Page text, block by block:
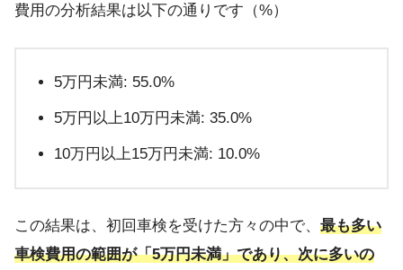
費用の分析結果は以下の通りです（%）
5万円未満: 55.0%
5万円以上10万円未満: 35.0%
10万円以上15万円未満: 10.0%
この結果は、初回車検を受けた方々の中で、 最も多い
車検費用の範囲が「5万円未満」であり、次に多いの